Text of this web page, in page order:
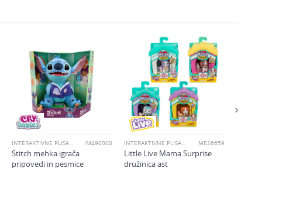
INTERAKTIVNE PLIŠASTE IGRAČE IM490000
Stitch mehka igrača
pripovedi in pesmice
INTERAKTIVNE PLIŠASTE IGRAČE ME26659
Little Live Mama Surprise
družinica ast